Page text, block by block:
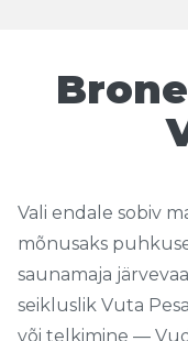
Vali endale sobiv
mõnusaks
saunamaja
seikluslik Vuta
või telkimine —